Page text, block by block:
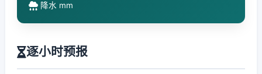
降水 mm
逐小时预报